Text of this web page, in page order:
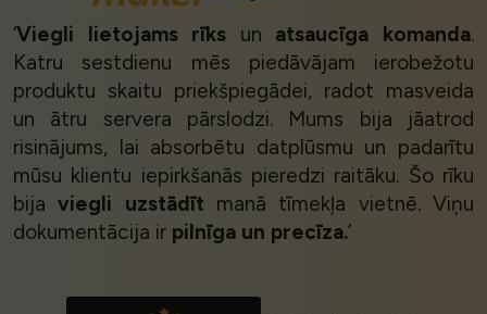
‘Viegli lietojams rīks un atsaucīga komanda.
Katru sestdienu mēs piedāvājam ierobežotu
produktu skaitu priekšpiegādei, radot masveida
un ātru servera pārslodzi. Mums bija jāatrod
risinājums, lai absorbētu datplūsmu un padarītu
mūsu klientu iepirkšanās pieredzi raitāku. Šo rīku
bijaviegli uzstādīt manā tīmekļa vietnē. Viņu
dokumentācija ir pilnīga un precīza.’